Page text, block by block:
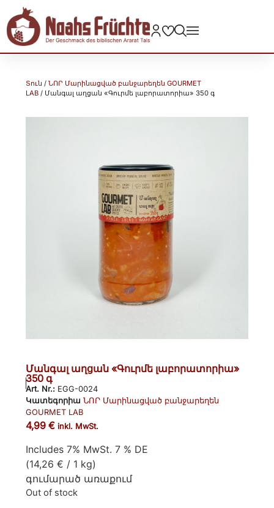
Տուն /ՆՈՐ Մարինացված բանջարեղեն GOURMET
LAB / Մանգալ աղցան «Գուրմե լաբորատորիա» 350 գ
Մանգալ աղցան «Գուրմե լաբորատորիա»
350 գ
Art. Nr.: EGG-0024
Կատեգորիա ՆՈՐ Մարինացված բանջարեղեն
GOURMET LAB
4,99€ inkl. MwSt.
Includes 7% MwSt. 7 % DE
(14,26€ / 1 kg)
գումարած առաքում
Out of stock